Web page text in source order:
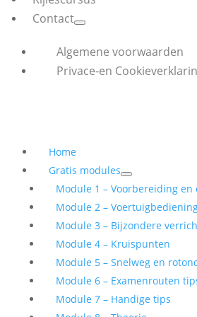
Contact
Algemene voorwaarden
Privace-en
Home
Gratis modules
Module 1 – Voorbereiding
Module 2 –
Module 3 – Bijzondere
Module 4 – Kruispunten
Module 5 – Snelweg en
Module 6 – Examenrouten
Module 7 – Handige tips